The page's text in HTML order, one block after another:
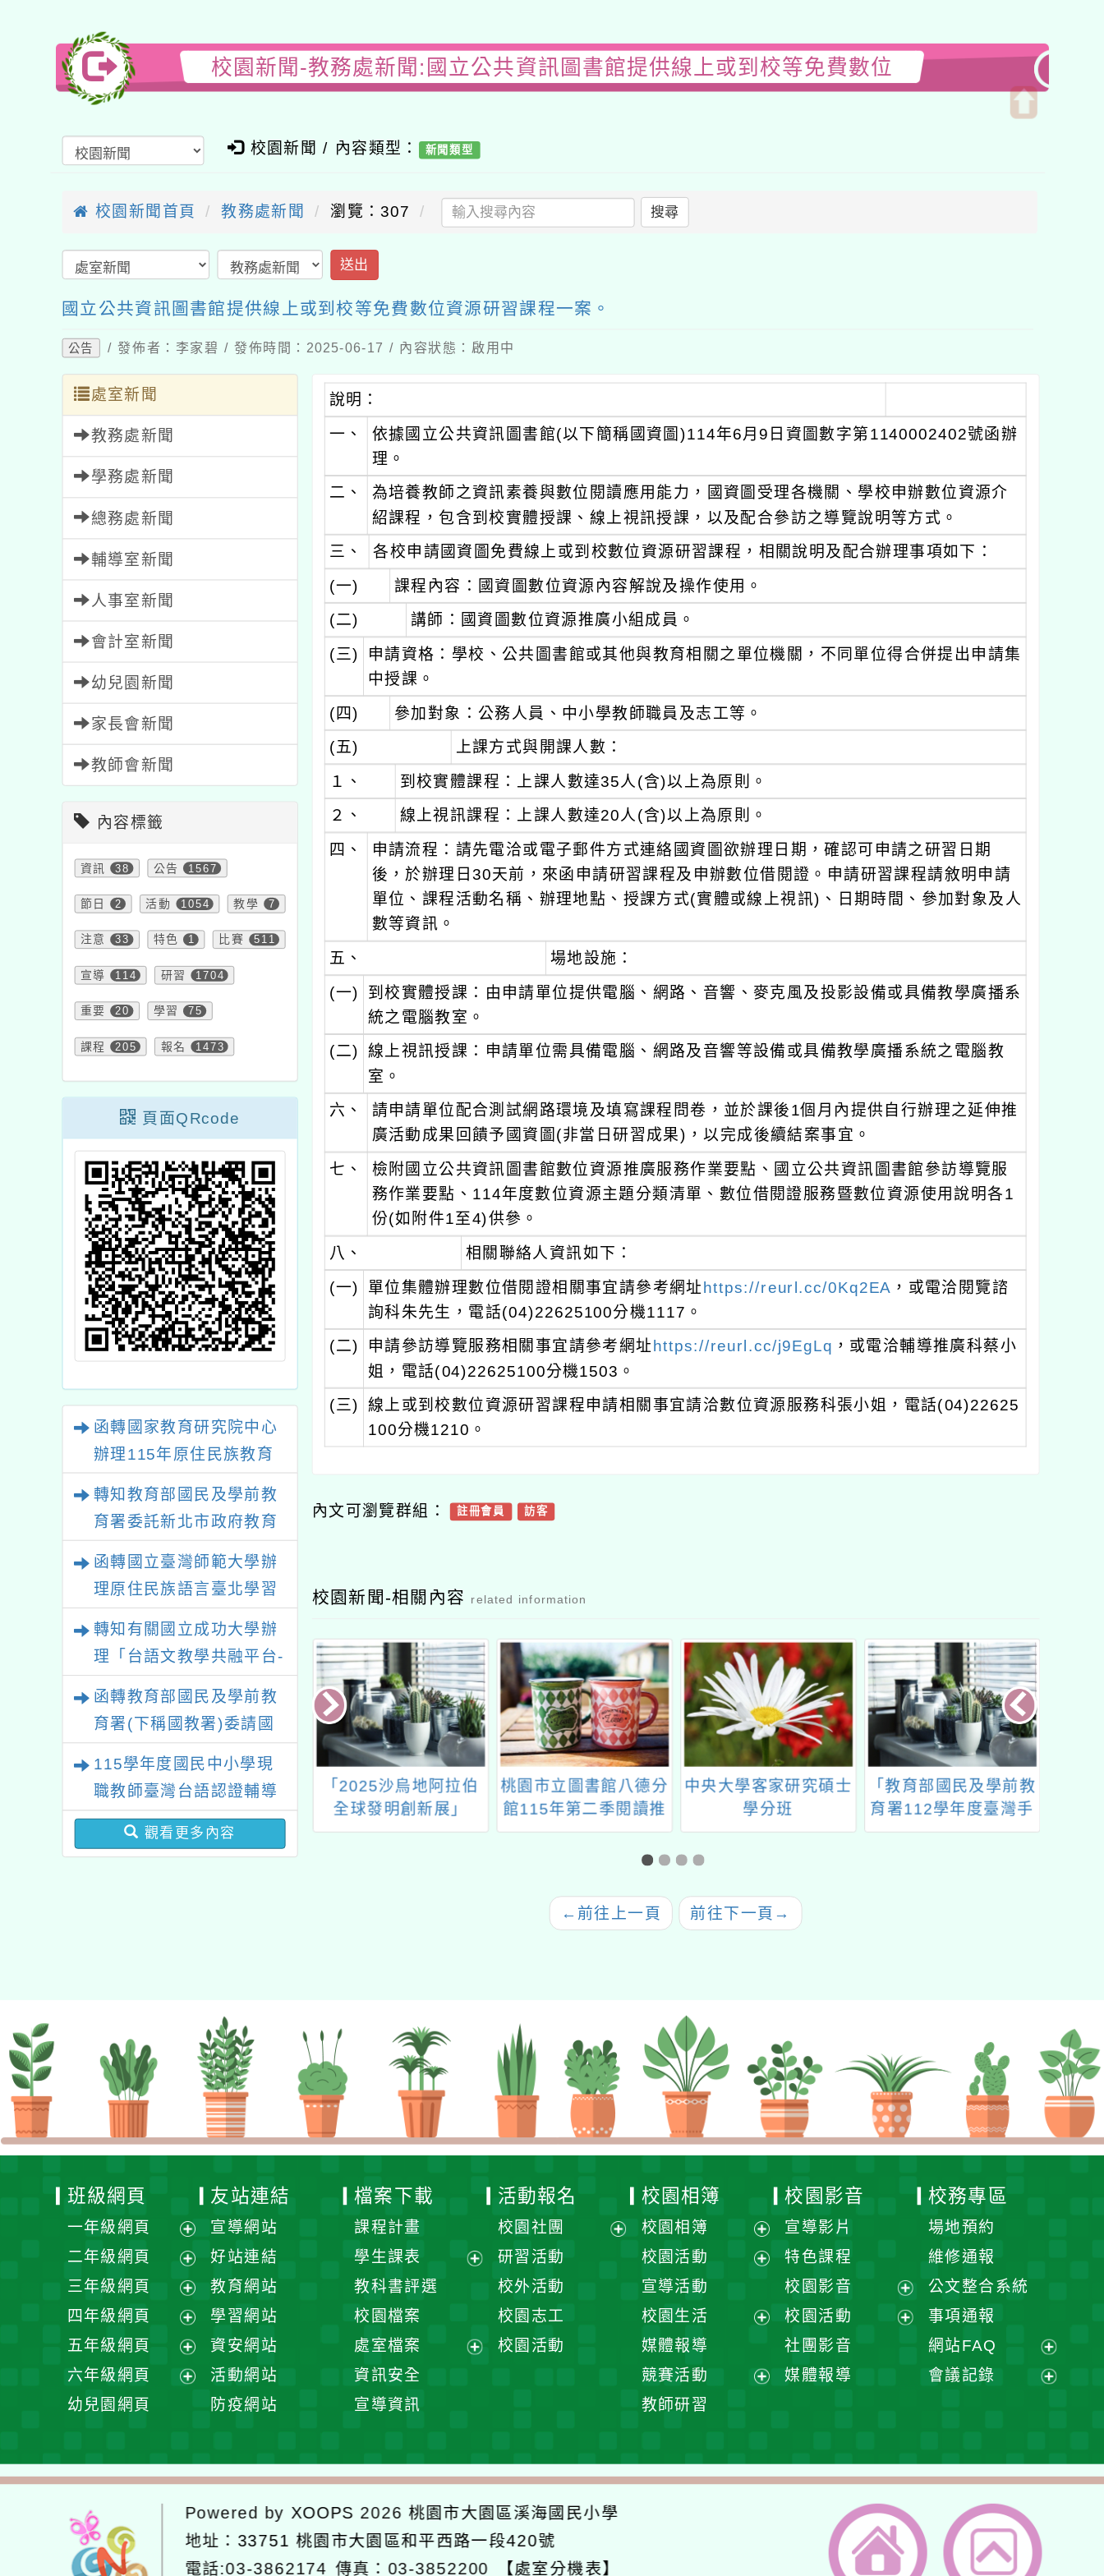
校園新聞-教務處新聞:國立公共資訊圖書館提供線上或到校等免費數位
校園新聞 / 內容類型： 新聞類型
校園新聞首頁 教務處新聞 瀏覽：307 搜尋
送出
國立公共資訊圖書館提供線上或到校等免費數位資源研習課程一案。
公告 / 發佈者：李家碧 / 發佈時間：2025-06-17 / 內容狀態：啟用中
處室新聞
教務處新聞
學務處新聞
總務處新聞
輔導室新聞
人事室新聞
會計室新聞
幼兒園新聞
家長會新聞
教師會新聞
內容標籤
資訊 38 公告 1567
節日 2 活動 1054 教學 7
注意 33 特色 1 比賽 511
宣導 114 研習 1704
重要 20 學習 75
課程 205 報名 1473
頁面QRcode
函轉國家教育研究院中心
辦理115年原住民族教育
轉知教育部國民及學前教
育署委託新北市政府教育
場」計畫
函轉國立臺灣師範大學辦
理原住民族語言臺北學習
轉知有關國立成功大學辦
理「台語文教學共融平台-
教案暨教學示範徵件」活
動簡章
函轉教育部國民及學前教
育署(下稱國教署)委請國
立臺灣師範大學辦理
「115年『青年百億海外
圓夢基金計畫』海外翱翔
組G-4-6『健康學一下』
澳洲塔斯馬尼亞大學參訪
115學年度國民中小學現
職教師臺灣台語認證輔導
增能課程計畫
觀看更多內容
說明：
一、
依據國立公共資訊圖書館(以下簡稱國資圖)114年6月9日資圖數字第1140002402號函辦
理。
二、 為培養教師之資訊素養與數位閱讀應用能力，國資圖受理各機關、學校申辦數位資源介
紹課程，包含到校實體授課、線上視訊授課，以及配合參訪之導覽說明等方式。
三、
各校申請國資圖免費線上或到校數位資源研習課程，相關說明及配合辦理事項如下：
(一)
課程內容：國資圖數位資源內容解說及操作使用。
(二)
講師：國資圖數位資源推廣小組成員。
(三)
申請資格：學校、公共圖書館或其他與教育相關之單位機關，不同單位得合併提出申請集
中授課。
(四)
參加對象：公務人員、中小學教師職員及志工等。
(五) 上課方式與開課人數：
１、
到校實體課程：上課人數達35人(含)以上為原則。
２、
線上視訊課程：上課人數達20人(含)以上為原則。
四、
申請流程：請先電洽或電子郵件方式連絡國資圖欲辦理日期，確認可申請之研習日期
後，於辦理日30天前，來函申請研習課程及申辦數位借閱證。申請研習課程請敘明申請
單位、課程活動名稱、辦理地點、授課方式(實體或線上視訊)、日期時間、參加對象及人
數等資訊。
五、
場地設施：
(一) 到校實體授課：由申請單位提供電腦、網路、音響、麥克風及投影設備或具備教學廣播系
統之電腦教室。
(二) 線上視訊授課：申請單位需具備電腦、網路及音響等設備或具備教學廣播系統之電腦教
室。
六、
請申請單位配合測試網路環境及填寫課程問卷，並於課後1個月內提供自行辦理之延伸推
廣活動成果回饋予國資圖(非當日研習成果)，以完成後續結案事宜。
七、
檢附國立公共資訊圖書館數位資源推廣服務作業要點、國立公共資訊圖書館參訪導覽服
務作業要點、114年度數位資源主題分類清單、數位借閱證服務暨數位資源使用說明各1
份(如附件1至4)供參。
八、 相關聯絡人資訊如下：
(一) 單位集體辦理數位借閱證相關事宜請參考網址https://reurl.cc/0Kq2EA ，或電洽閱覽諮
詢科朱先生，電話(04)22625100分機1117。
(二) 申請參訪導覽服務相關事宜請參考網址 https://reurl.cc/j9EgLq ，或電洽輔導推廣科蔡小
姐，電話(04)22625100分機1503。
(三) 線上或到校數位資源研習課程申請相關事宜請洽數位資源服務科張小姐，電話(04)22625
100分機1210。
內文可瀏覽群組： 註冊會員 訪客
校園新聞-相關內容 related information
氣大愛文教基
屆全國書法比
桃園市英語教師進階研
習
「2025沙烏地阿拉伯
全球發明創新展」
桃園市立圖書館八德分
館115年第二季閱讀推
廣活動「情緒練習生：
SEL閱讀實驗場」
中央大學客家研究碩士
學分班
「教育部國民及學前教
育署112學年度臺灣手
語教師及教支人員第2
← 前往上一頁 前往下一頁 →
班級網頁
一年級網頁
展
選
單
二年級網頁
展
開
選
單
三年級網頁
展
開
選
單
四年級網頁
展
開
選
五年級網頁
展
開
六年級網頁
單
幼兒園網頁
友站連結
宣導網站
好站連結
教育網站
學習網站
資安網站
活動網站
防疫網站
檔案下載
課程計畫
學生課表
單
教科書評選
校園檔案
處室檔案
資訊安全
宣導資訊
活動報名
校園社團
研習活動
校外活動
校園志工
校園活動
校園相簿
校園相簿
展
單
校園活動
選
宣導活動
校園生活
選
媒體報導
競賽活動
單
教師研習
校園影音
宣導影片
特色課程
校園影音
展
開
校園活動
社團影音
媒體報導
校務專區
場地預約
維修通報
公文整合系統
事項通報
網站FAQ
展
開
會議記錄
單
Powered by XOOPS 2026桃園市大園區溪海國民小學
地址： 33751 桃園市大園區和平西路一段420號
電話:03-3862174 傳真：03-3852200 【處室分機表】